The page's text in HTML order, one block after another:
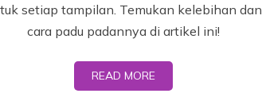
setiap tampilan. Temukan kelebihan dan
cara padu padannya di artikel ini!
READ MORE